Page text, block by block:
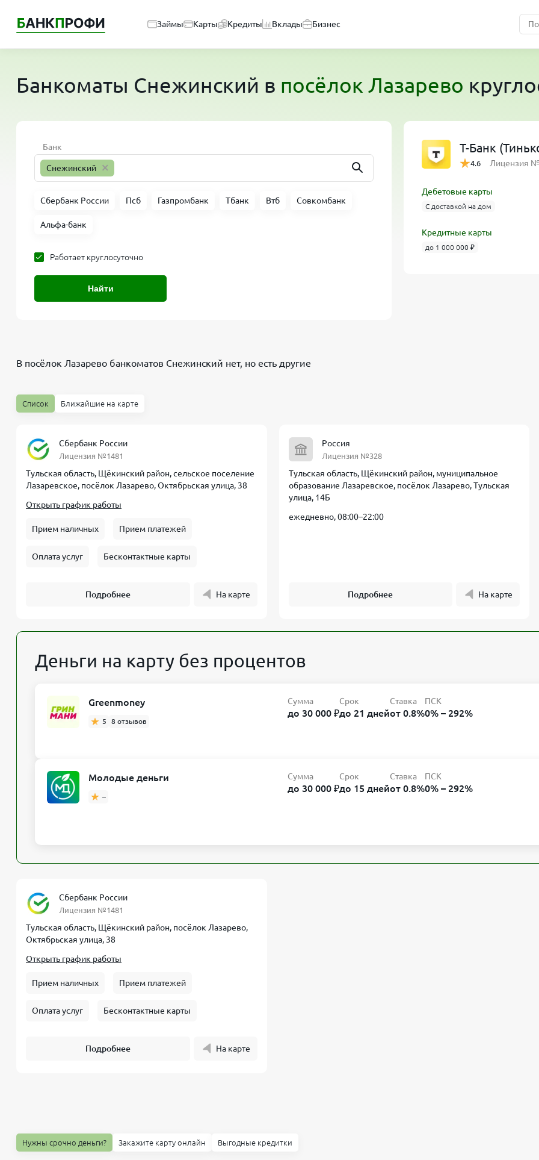
Займы Карты Кредиты Вклады Бизнес
Банкоматы Снежинский в посёлок Лазарево
Банк
Снежинский ×
Сбербанк России Псб Газпромбанк Тбанк Втб Совкомбанк
Альфа-банк
Работает круглосуточно
Найти
Т-Банк
4.6 Лицензия
Дебетовые карты
С доставкой на дом
Кредитные карты
до 1 000 000 ₽
В посёлок Лазарево банкоматов Снежинский нет, но есть другие
Список Ближайшие на карте
Сбербанк России
Лицензия №1481
Тульская область, Щёкинский район, сельское поселение
Лазаревское, посёлок Лазарево, Октябрьская улица, 38
Открыть график работы
Прием наличных Прием платежей
Оплата услуг Бесконтактные карты
Подробнее На карте
Россия
Лицензия №328
Тульская область, Щёкинский район, муниципальное
образование Лазаревское, посёлок Лазарево, Тульская
улица, 14Б
ежедневно, 08:00–22:00
Подробнее На карте
Деньги на карту без процентов
Greenmoney
5 8 отзывов
Сумма
до 30 000 ₽
Срок
до 21 дней
Ставка
от 0.8%
ПСК
0% – 292%
Молодые деньги
–
Сумма
до 30 000 ₽
Срок
до 15 дней
Ставка
от 0.8%
ПСК
0% – 292%
Сбербанк России
Лицензия №1481
Тульская область, Щёкинский район, посёлок Лазарево,
Октябрьская улица, 38
Открыть график работы
Прием наличных Прием платежей
Оплата услуг Бесконтактные карты
Подробнее На карте
Нужны срочно деньги? Закажите карту онлайн Выгодные кредитки